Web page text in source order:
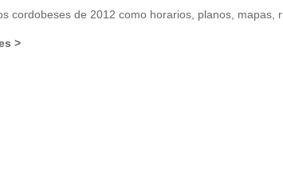
cordobeses de 2012 como horarios, planos,
>